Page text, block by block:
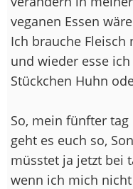
veganen Essen
Ich brauche
und wieder esse
Stückchen Huhn
So, mein fünfter
geht es euch so,
müsstet ja jetzt bei
wenn ich mich